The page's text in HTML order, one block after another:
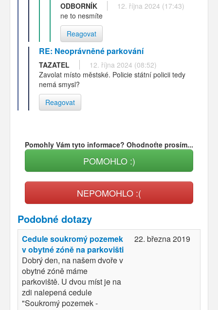
ODBORNÍK
12. října 2024 (17:43)
ne to nesmíte
Reagovat
RE: Neoprávněné parkování
TAZATEL
12. října 2024 (08:52)
Zavolat místo městské. Policie státní policii tedy
nemá smysl?
Reagovat
Pomohly Vám tyto informace? Ohodnoťte prosím...
POMOHLO :)
NEPOMOHLO :(
Podobné dotazy
Cedule soukromý pozemek
v obytné zóně na parkovišti
Dobrý den, na našem dvoře v
obytné zóně máme
parkoviště. U dvou míst je na
zdi nalepená cedule
"Soukromý pozemek -
22. března 2019